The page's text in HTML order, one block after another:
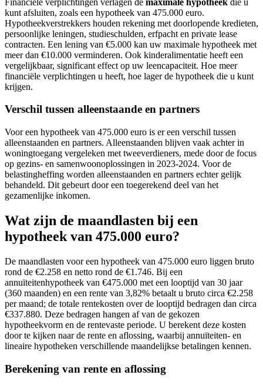
kunt afsluiten, zoals een hypotheek van 475.000 euro.
Hypotheekverstrekkers houden rekening met doorlopende kredieten,
persoonlijke leningen, studieschulden, erfpacht en private lease
contracten. Een lening van €5.000 kan uw maximale hypotheek met
meer dan €10.000 verminderen. Ook kinderalimentatie heeft een
vergelijkbaar, significant effect op uw leencapaciteit. Hoe meer
financiële verplichtingen u heeft, hoe lager de hypotheek die u kunt
krijgen.
Verschil tussen alleenstaande en partners
Voor een hypotheek van 475.000 euro is er een verschil tussen
alleenstaanden en partners. Alleenstaanden blijven vaak achter in
woningtoegang vergeleken met tweeverdieners, mede door de focus
op gezins- en samenwoonoplossingen in 2023-2024. Voor de
belastingheffing worden alleenstaanden en partners echter gelijk
behandeld. Dit gebeurt door een toegerekend deel van het
gezamenlijke inkomen.
Wat zijn de maandlasten bij een
hypotheek van 475.000 euro?
De maandlasten voor een hypotheek van 475.000 euro liggen bruto
rond de €2.258 en netto rond de €1.746. Bij een
annuïteitenhypotheek van €475.000 met een looptijd van 30 jaar
(360 maanden) en een rente van 3,82% betaalt u bruto circa €2.258
per maand; de totale rentekosten over de looptijd bedragen dan circa
€337.880. Deze bedragen hangen af van de gekozen
hypotheekvorm en de rentevaste periode. U berekent deze kosten
door te kijken naar de rente en aflossing, waarbij annuïteiten- en
lineaire hypotheken verschillende maandelijkse betalingen kennen.
Berekening van rente en aflossing